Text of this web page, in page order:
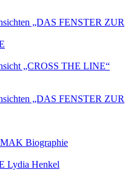
„DAS FENSTER ZUR
„CROSS THE LINE“
„DAS FENSTER ZUR
Biographie
Lydia Henkel